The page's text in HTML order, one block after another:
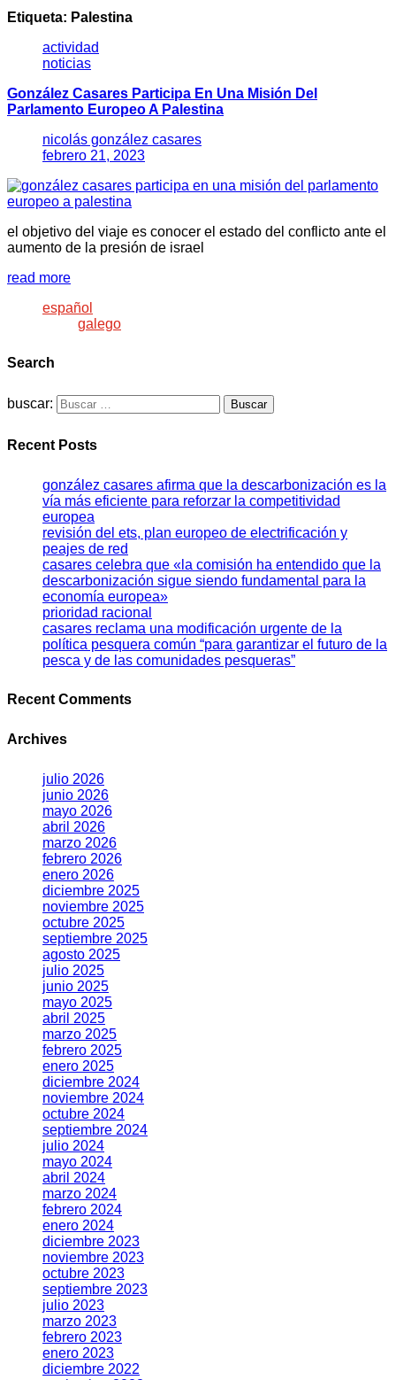
Etiqueta: Palestina
actividad
noticias
González Casares Participa En Una Misión Del
Parlamento Europeo A Palestina
nicolás gonzález casares
febrero 21, 2023
el objetivo del viaje es conocer el estado del conflicto ante el
aumento de la presión de israel
read more
español
galego
Search
buscar:
Recent Posts
gonzález casares afirma que la descarbonización es la
vía más eficiente para reforzar la competitividad
europea
revisión del ets, plan europeo de electrificación y
peajes de red
casares celebra que «la comisión ha entendido que la
descarbonización sigue siendo fundamental para la
economía europea»
prioridad racional
casares reclama una modificación urgente de la
política pesquera común “para garantizar el futuro de la
pesca y de las comunidades pesqueras”
Recent Comments
Archives
julio 2026
junio 2026
mayo 2026
abril 2026
marzo 2026
febrero 2026
enero 2026
diciembre 2025
noviembre 2025
octubre 2025
septiembre 2025
agosto 2025
julio 2025
junio 2025
mayo 2025
abril 2025
marzo 2025
febrero 2025
enero 2025
diciembre 2024
noviembre 2024
octubre 2024
septiembre 2024
julio 2024
mayo 2024
abril 2024
marzo 2024
febrero 2024
enero 2024
diciembre 2023
noviembre 2023
octubre 2023
septiembre 2023
julio 2023
marzo 2023
febrero 2023
enero 2023
diciembre 2022